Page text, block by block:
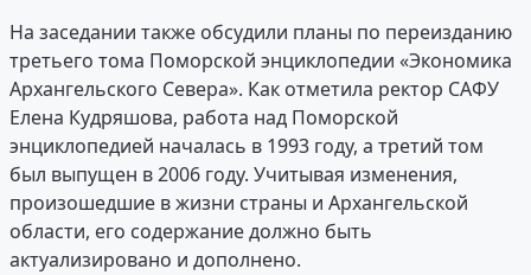
На заседании также обсудили планы по переизданию
третьего тома Поморской энциклопедии «Экономика
Архангельского Севера». Как отметила ректор САФУ
Елена Кудряшова, работа над Поморской
энциклопедией началась в 1993 году, а третий том
был выпущен в 2006 году. Учитывая изменения,
произошедшие в жизни страны и Архангельской
области, его содержание должно быть
актуализировано и дополнено.